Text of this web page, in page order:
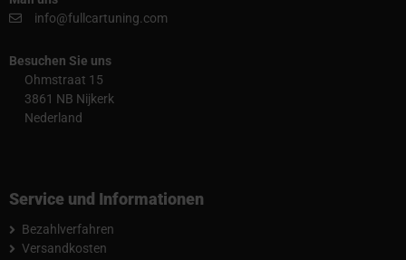
info@fullcartuning.com
Besuchen Sie uns
Ohmstraat 15
3861 NB Nijkerk
Nederland
Service und Informationen
Bezahlverfahren
Versandkosten